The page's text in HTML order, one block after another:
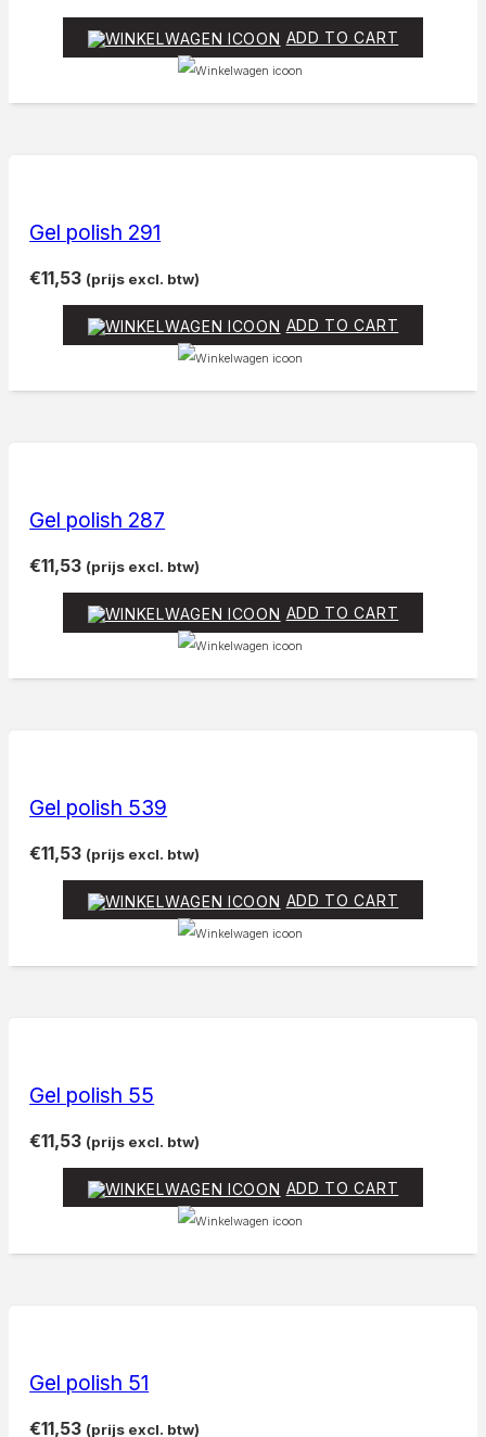
ADD TO CART
Gel polish 291
€11,53 (prijs excl. btw)
ADD TO CART
Gel polish 287
€11,53 (prijs excl. btw)
ADD TO CART
Gel polish 539
€11,53 (prijs excl. btw)
ADD TO CART
Gel polish 55
€11,53 (prijs excl. btw)
ADD TO CART
Gel polish 51
€11,53 (prijs excl. btw)